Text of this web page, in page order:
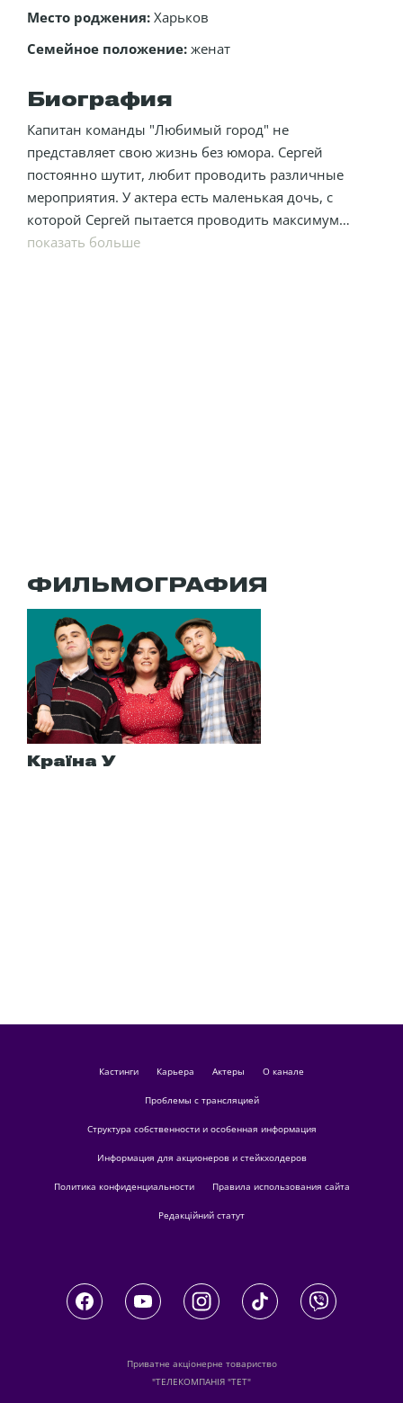
Место роджения: Харьков
Семейное положение: женат
Биография
Капитан команды "Любимый город" не
представляет свою жизнь без юмора. Сергей
постоянно шутит, любит проводить различные
мероприятия. У актера есть маленькая дочь, с
которой Сергей пытается проводить максимум
времени.
показать больше
ФИЛЬМОГРАФИЯ
Країна У
кастинги Карьера актеры О канале
Проблемы с трансляцией
Структура собственности и особенная информация
Информация для акционеров и стейкхолдеров
Политика конфиденциальности Правила использования сайта
Редакційний статут
Приватне акціонерне товариство
"ТЕЛЕКОМПАНІЯ "ТЕТ"